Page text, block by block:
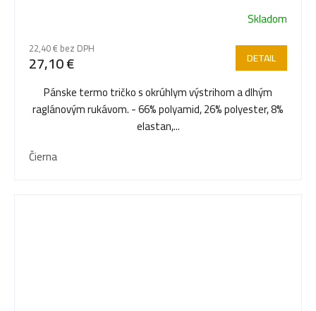
Skladom
22,40 € bez DPH
27,10 € DETAIL
Pánske termo tričko s okrúhlym výstrihom a dlhým
raglánovým rukávom. - 66% polyamid, 26% polyester, 8%
elastan,...
Čierna